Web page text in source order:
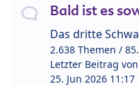
Bald ist es
Das dritte
2.638 Themen /
Letzter Beitrag von
25. Jun 2026 11:17